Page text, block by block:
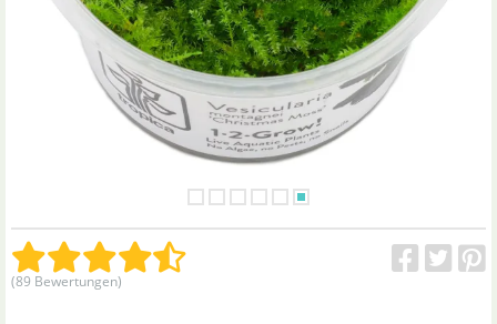
(89 Bewertungen)